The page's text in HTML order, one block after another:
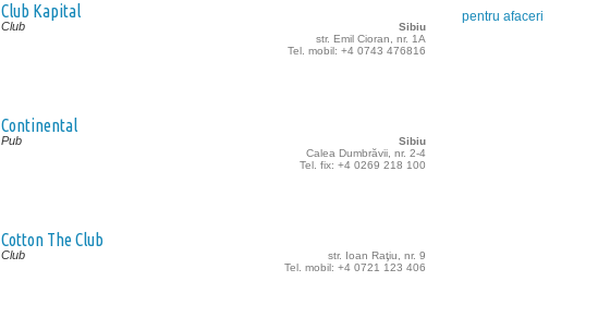
Club Kapital
Sibiu
str. Emil Cioran, nr. 1A
Tel. mobil: +4 0743 476816
Club
Continental
Sibiu
Calea Dumbrăvii, nr. 2-4
Tel. fix: +4 0269 218 100
Pub
Cotton The Club
str. Ioan Raţiu, nr. 9
Tel. mobil: +4 0721 123 406
Club
pentru afaceri